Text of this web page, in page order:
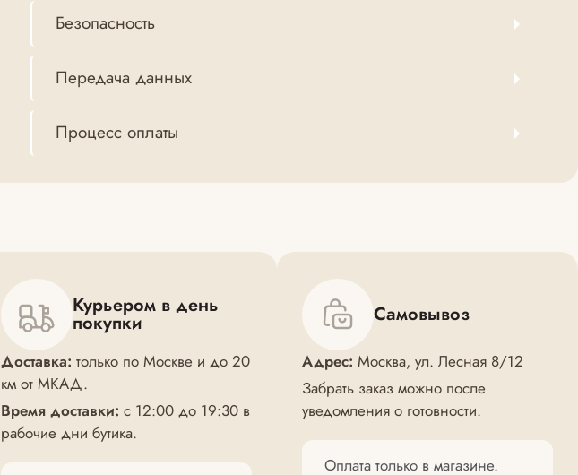
Безопасность
Передача данных
Процесс оплаты
Курьером в день
покупки
Доставка: только по Москве и до 20
км от МКАД.
Время доставки: с 12:00 до 19:30 в
рабочие дни бутика.
Самовывоз
Адрес: Москва, ул. Лесная 8/12
Забрать заказ можно после
уведомления о готовности.
Оплата только в магазине.